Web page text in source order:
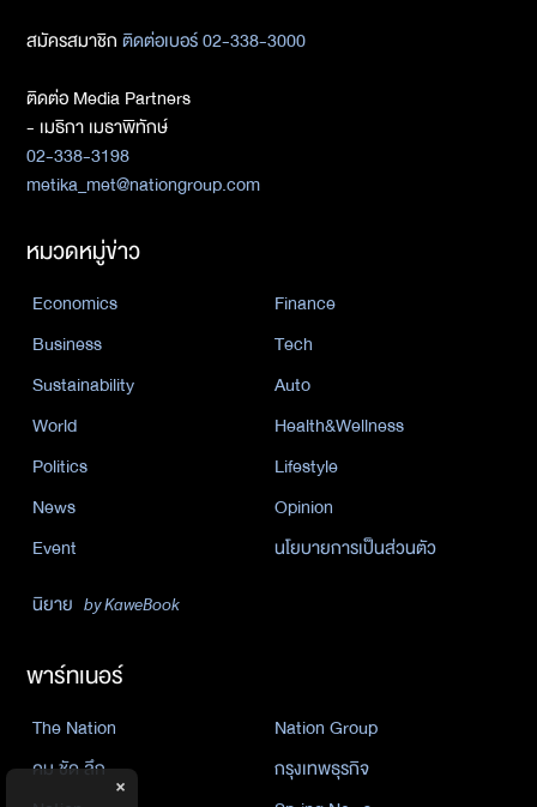
สมัครสมาชิกติดต่อเบอร์ 02-338-3000
ติดต่อ Media Partners
- เมธิกา เมธาพิทักษ์
02-338-3198
metika_met@nationgroup.com
หมวดหมู่ข่าว
Economics
Finance
Business
Tech
Sustainability
Auto
World
Health&Wellness
Politics
Lifestyle
News
Opinion
Event
นโยบายการเป็นส่วนตัว
นิยาย by KaweBook
พาร์ทเนอร์
The Nation
Nation Group
คม ชัด ลึก
กรุงเทพธุรกิจ
×